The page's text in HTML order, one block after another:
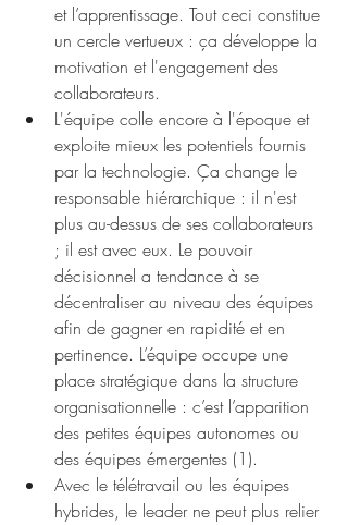
et l’apprentissage. Tout ceci constitue
un cercle vertueux : ça développe la
motivation et l'engagement des
collaborateurs.
L'équipe colle encore à l'époque et
exploite mieux les potentiels fournis
par la technologie. Ça change le
responsable hiérarchique : il n'est
plus au-dessus de ses collaborateurs
; il est avec eux. Le pouvoir
décisionnel a tendance à se
décentraliser au niveau des équipes
afin de gagner en rapidité et en
pertinence. L’équipe occupe une
place stratégique dans la structure
organisationnelle : c’est l’apparition
des petites équipes autonomes ou
des équipes émergentes (1).
Avec le télétravail ou les équipes
hybrides, le leader ne peut plus relier